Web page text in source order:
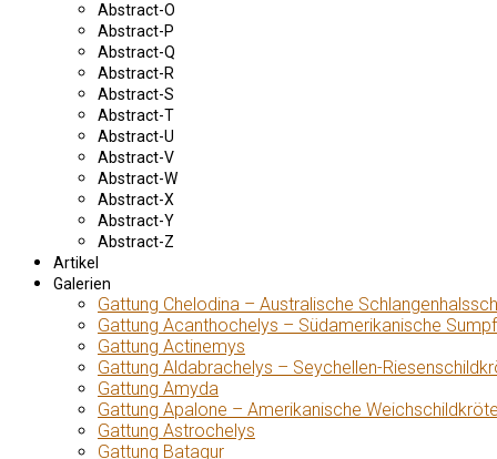
Abstract-O
Abstract-P
Abstract-Q
Abstract-R
Abstract-S
Abstract-T
Abstract-U
Abstract-V
Abstract-W
Abstract-X
Abstract-Y
Abstract-Z
Artikel
Galerien
Gattung Chelodina – Australische
Gattung Acanthochelys – Südamerikanische
Gattung Actinemys
Gattung Aldabrachelys – Seychellen-
Gattung Amyda
Gattung Apalone – Amerikanische
Gattung Astrochelys
Gattung Batagur